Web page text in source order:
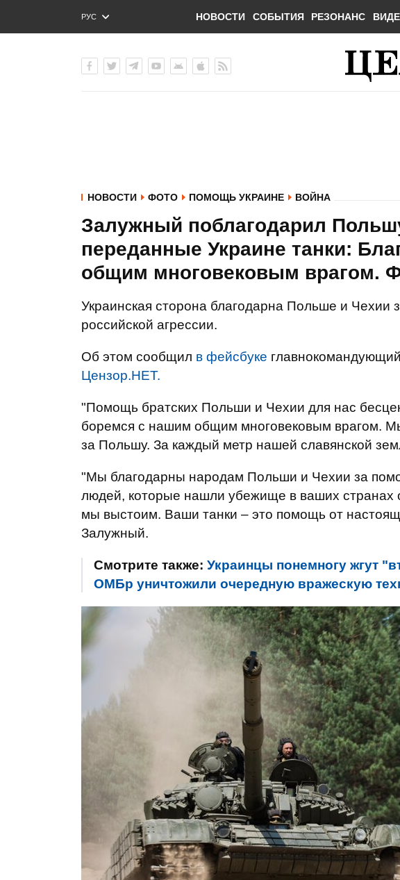
РУС
ENG
НОВОСТИ СОБЫТИЯ РЕЗОНАНС
НОВОСТИ ФОТО ПОМОЩЬ УКРАИНЕ ВОЙНА
Залужный поблагодарил
переданные Украине танки:
общим многовековым врагом.
Украинская сторона благодарна Польше и Чехии
российской агрессии.
Об этом сообщил в фейсбуке
Цензор.НЕТ.
"Помощь братских Польши и Чехии для нас
боремся с нашим общим многовековым врагом.
за Польшу. За каждый метр нашей славянской
"Мы благодарны народам Польши и Чехии за
людей, которые нашли убежище в ваших странах
мы выстоим. Ваши танки – это помощь от
Залужный.
Смотрите также: Украинцы понемногу жгут
ОМБр уничтожили очередную вражескую